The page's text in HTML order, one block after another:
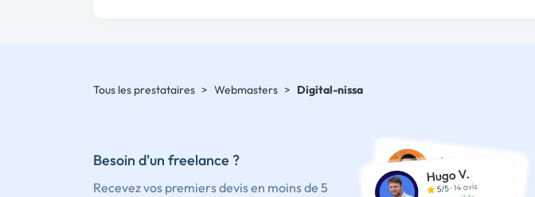
Tous les prestataires > Webmasters > Digital-nissa
Besoin d'un freelance ?
Recevez vos premiers devis en moins de 5